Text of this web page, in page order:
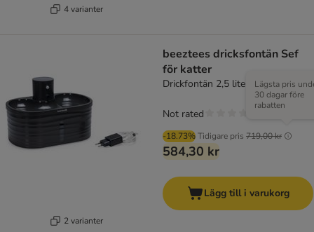
4 varianter
2 varianter
beeztees dricksfontän Sef
för katter
Drickfontän 2,5 liter
-18.73%Tidigare pris 719,00 kr
Lägsta pris
30 dagar före
rabatten
584,30 kr
Not rated
Lägg till i varukorg